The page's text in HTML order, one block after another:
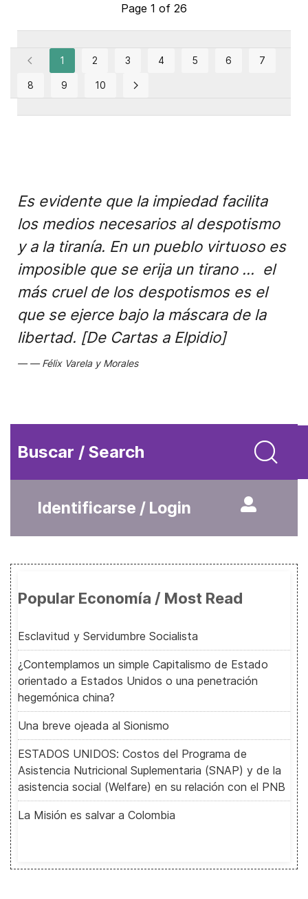
Page 1 of 26
1 2 3 4 5 6 7
8 9 10
Es evidente que la impiedad facilita
los medios necesarios al despotismo
y a la tiranía. En un pueblo virtuoso es
imposible que se erija un tirano ... el
más cruel de los despotismos es el
que se ejerce bajo la máscara de la
libertad. [De Cartas a Elpidio]
Félix Varela y Morales
Buscar / Search
Identificarse / Login
Popular Economía / Most Read
Esclavitud y Servidumbre Socialista
¿Contemplamos un simple Capitalismo de Estado
orientado a Estados Unidos o una penetración
hegemónica china?
Una breve ojeada al Sionismo
ESTADOS UNIDOS: Costos del Programa de
Asistencia Nutricional Suplementaria (SNAP) y de la
asistencia social (Welfare) en su relación con el PNB
La Misión es salvar a Colombia